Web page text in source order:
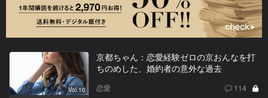
Vol.10
京都ちゃん：恋愛経験ゼロの京おんなを打
ちのめした、婚約者の意外な過去
恋愛 114